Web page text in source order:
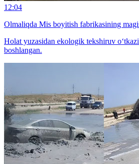
12:04
Olmaliqda Mis boyitish fabrikasining
Holat yuzasidan ekologik tekshiruv
boshlangan.